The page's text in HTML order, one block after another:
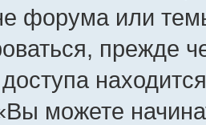
форума или
прежде
можете